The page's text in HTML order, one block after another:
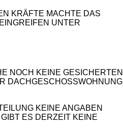
KRÄFTE MACHTE DAS
UNTER
NOCH KEINE GESICHERTEN
DACHGESCHOSSWOHNUNG
KEINE ANGABEN
ES DERZEIT KEINE